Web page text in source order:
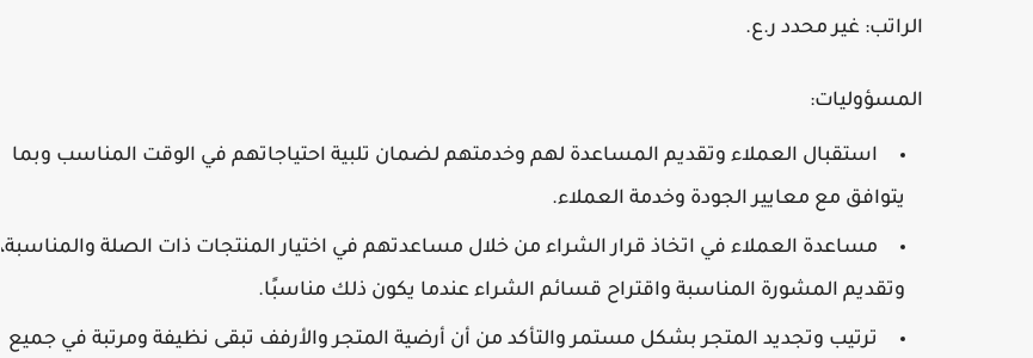
الراتب: غير محدد ر.ع.
المسؤوليات:
استقبال العملاء وتقديم المساعدة لهم وخدمتهم لضمان تلبية احتياجاتهم في الوقت المناسب وبما
يتوافق مع معايير الجودة وخدمة العملاء.
مساعدة العملاء في اتخاذ قرار الشراء من خلال مساعدتهم في اختيار المنتجات ذات الصلة والمناسبة،
وتقديم المشورة المناسبة واقتراح قسائم الشراء عندما يكون ذلك مناسبًا.
ترتيب وتجديد المتجر بشكل مستمر والتأكد من أن أرضية المتجر والأرفف تبقى نظيفة ومرتبة في جميع